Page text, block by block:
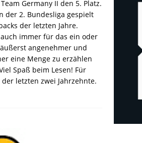
Germany II den 5. Platz.
der 2. Bundesliga gespielt
der letzten Jahre.
immer für das ein oder
angenehmer und
eine Menge zu erzählen
Spaß beim Lesen! Für
letzten zwei Jahrzehnte.